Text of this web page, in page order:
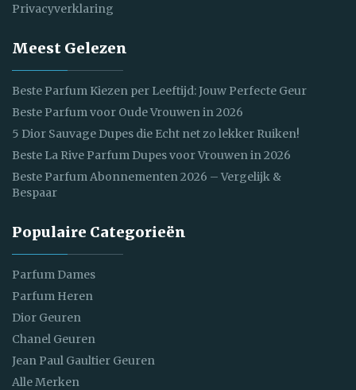
Privacyverklaring
Meest Gelezen
Beste Parfum Kiezen per Leeftijd: Jouw Perfecte Geur
Beste Parfum voor Oude Vrouwen in 2026
5 Dior Sauvage Dupes die Echt net zo lekker Ruiken!
Beste La Rive Parfum Dupes voor Vrouwen in 2026
Beste Parfum Abonnementen 2026 – Vergelijk &
Bespaar
Populaire Categorieën
Parfum Dames
Parfum Heren
Dior Geuren
Chanel Geuren
Jean Paul Gaultier Geuren
Alle Merken